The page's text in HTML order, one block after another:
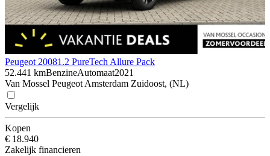
Peugeot 20081.2 PureTech Allure Pack
52.441 kmBenzineAutomaat2021
Van Mossel Peugeot Amsterdam Zuidoost, (NL)
Vergelijk
Kopen
€ 18.940
Zakelijk financieren